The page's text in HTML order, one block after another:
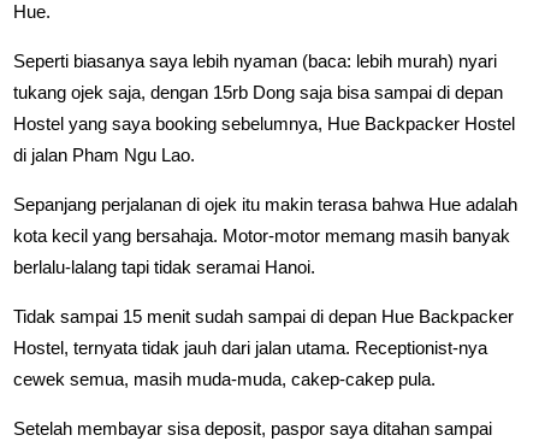
Hue.
Seperti biasanya saya lebih nyaman (baca: lebih murah) nyari
tukang ojek saja, dengan 15rb Dong saja bisa sampai di depan
Hostel yang saya booking sebelumnya, Hue Backpacker Hostel
di jalan Pham Ngu Lao.
Sepanjang perjalanan di ojek itu makin terasa bahwa Hue adalah
kota kecil yang bersahaja. Motor-motor memang masih banyak
berlalu-lalang tapi tidak seramai Hanoi.
Tidak sampai 15 menit sudah sampai di depan Hue Backpacker
Hostel, ternyata tidak jauh dari jalan utama. Receptionist-nya
cewek semua, masih muda-muda, cakep-cakep pula.
Setelah membayar sisa deposit, paspor saya ditahan sampai